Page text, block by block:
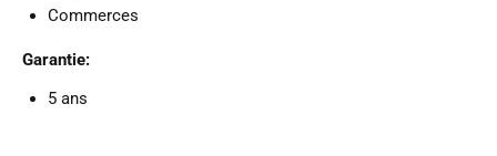
Commerces
Garantie:
5 ans